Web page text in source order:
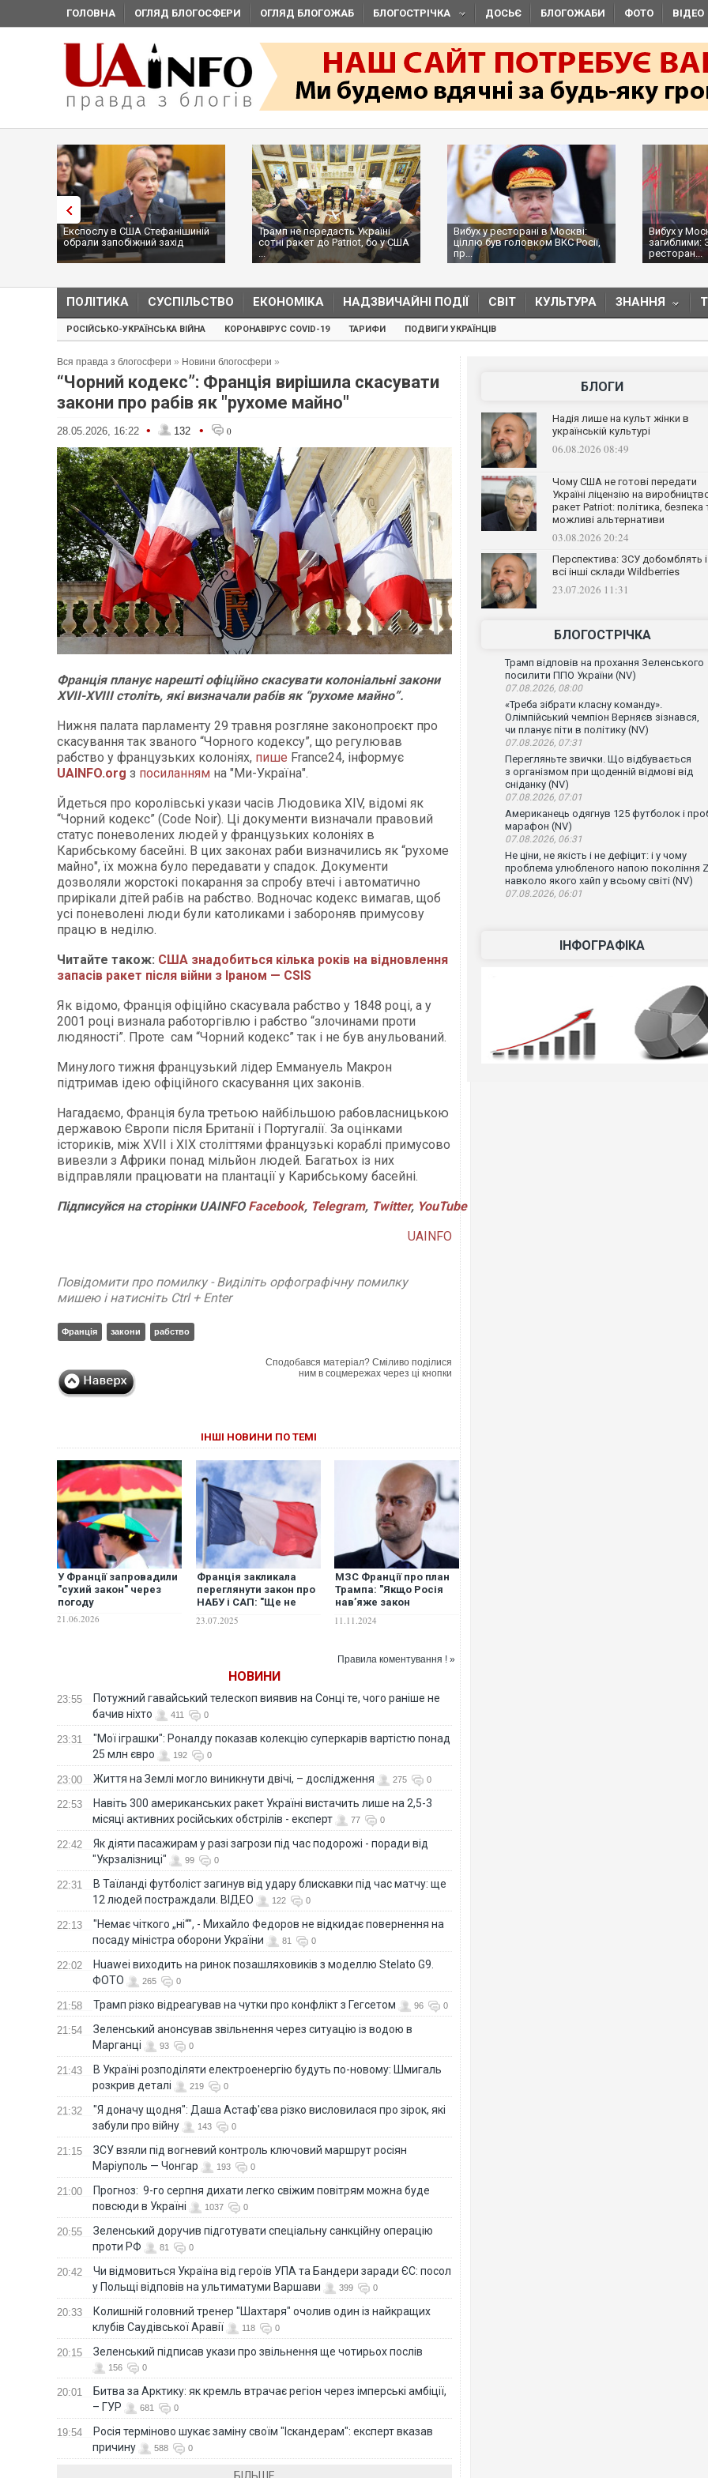
ГОЛОВНА ОГЛЯД БЛОГОСФЕРИ ОГЛЯД БЛОГОЖАБ БЛОГОСТРІЧКА ДОСЬЄ БЛОГОЖАБИ ФОТО ВІДЕО
Експослу в США Стефанішиній
обрали запобіжний захід
Трамп не передасть Україні
сотні ракет до Patriot, бо у США
...
Вибух у ресторані в Москві:
ціллю був головком ВКС Росії,
пр...
Вибух у
загиблими:
ресторан...
ПОЛІТИКА СУСПІЛЬСТВО ЕКОНОМІКА НАДЗВИЧАЙНІ ПОДІЇ СВІТ КУЛЬТУРА ЗНАННЯ
РОСІЙСЬКО-УКРАЇНСЬКА ВІЙНА КОРОНАВІРУС COVID-19 ТАРИФИ ПОДВИГИ УКРАЇНЦІВ
Вся правда з блогосфери » Новини блогосфери »
“Чорний кодекс”: Франція вирішила скасувати
закони про рабів як "рухоме майно"
28.05.2026, 16:22 • 132 • 0
Франція планує нарешті офіційно скасувати колоніальні закони
XVII-XVIII століть, які визначали рабів як “рухоме майно”.
Нижня палата парламенту 29 травня розгляне законопроєкт про
скасування так званого “Чорного кодексу”, що регулював
рабство у французьких колоніях, пише France24, інформує
UAINFO.org з посиланням на "Ми-Україна".
Йдеться про королівські укази часів Людовика XIV, відомі як
“Чорний кодекс” (Code Noir). Ці документи визначали правовий
статус поневолених людей у французьких колоніях в
Карибському басейні. В цих законах раби визначились як “рухоме
майно", їх можна було передавати у спадок. Документи
дозволяли жорстокі покарання за спробу втечі і автоматично
прирікали дітей рабів на рабство. Водночас кодекс вимагав, щоб
усі поневолені люди були католиками і забороняв примусову
працю в неділю.
Читайте також: США знадобиться кілька років на відновлення
запасів ракет після війни з Іраном — CSIS
Як відомо, Франція офіційно скасувала рабство у 1848 році, а у
2001 році визнала работоргівлю і рабство “злочинами проти
людяності”. Проте сам “Чорний кодекс” так і не був анульований.
Минулого тижня французький лідер Еммануель Макрон
підтримав ідею офіційного скасування цих законів.
Нагадаємо, Франція була третьою найбільшою рабовласницькою
державою Європи після Британії і Португалії. За оцінками
істориків, між XVII і XIX століттями французькі кораблі примусово
вивезли з Африки понад мільйон людей. Багатьох із них
відправляли працювати на плантації у Карибському басейні.
ПідписуйсянасторінкиUAINFO Facebook, Telegram, Twitter, YouTube
UAINFO
Повідомити про помилку - Виділіть орфографічну помилку
мишею і натисніть Ctrl + Enter
Франція закони рабство
Сподобався матеріал? Сміливо поділися
ним в соцмережах через ці кнопки
ІНШІ НОВИНИ ПО ТЕМІ
У Франції запровадили
"сухий закон" через
погоду
21.06.2026
Франція закликала
переглянути закон про
НАБУ і САП: "Ще не
23.07.2025
МЗС Франції про план
Трампа: "Якщо Росія
нав’яже закон
втратять занадто
11.11.2024
Правила коментування ! »
НОВИНИ
23:55
Потужний гавайський телескоп виявив на Сонці те, чого раніше не
бачив ніхто
411 0
23:31
"Мої іграшки": Роналду показав колекцію суперкарів вартістю понад
25 млн євро
192 0
23:00 Життя на Землі могло виникнути двічі, – дослідження 275 0
22:53
Навіть 300 американських ракет Україні вистачить лише на 2,5-3
місяці активних російських обстрілів - експерт
77 0
22:42
Як діяти пасажирам у разі загрози під час подорожі - поради від
"Укрзалізниці"
99 0
22:31
В Таїланді футболіст загинув від удару блискавки під час матчу: ще
12 людей постраждали. ВІДЕО
122 0
22:13
"Немає чіткого „ні“", - Михайло Федоров не відкидає повернення на
посаду міністра оборони України
81 0
22:02
Huawei виходить на ринок позашляховиків з моделлю Stelato G9.
ФОТО
265 0
21:58 Трамп різко відреагував на чутки про конфлікт з Гегсетом 96 0
21:54
Зеленський анонсував звільнення через ситуацію із водою в
Марганці
93 0
21:43
В Україні розподіляти електроенергію будуть по-новому: Шмигаль
розкрив деталі
219 0
21:32
"Я доначу щодня": Даша Астаф'єва різко висловилася про зірок, які
забули про війну
143 0
21:15
ЗСУ взяли під вогневий контроль ключовий маршрут росіян
Маріуполь — Чонгар
193 0
21:00
Прогноз: 9-го серпня дихати легко свіжим повітрям можна буде
повсюди в Україні
1037 0
20:55
Зеленський доручив підготувати спеціальну санкційну операцію
проти РФ
81 0
20:42
Чи відмовиться Україна від героїв УПА та Бандери заради ЄС: посол
у Польщі відповів на ультиматуми Варшави
399 0
20:33
Колишній головний тренер "Шахтаря" очолив один із найкращих
клубів Саудівської Аравії
118 0
20:15 Зеленський підписав укази про звільнення ще чотирьох послів
156 0
20:01
Битва за Арктику: як кремль втрачає регіон через імперські амбіції,
– ГУР
681 0
19:54
Росія терміново шукає заміну своїм "Іскандерам": експерт вказав
причину
588 0
БЛОГИ
Надія лише на культ жінки в
українській культурі
06.08.2026 08:49
Чому США не готові передати
Україні ліцензію на
ракет Patriot: політика, безпека
можливі альтернативи
03.08.2026 20:24
Перспектива: ЗСУ добомблять і
всі інші склади Wildberries
23.07.2026 11:31
БЛОГОСТРІЧКА
Трамп відповів на прохання Зеленського
посилити ППО України (NV)
07.08.2026, 08:00
«Треба зібрати класну команду».
Олімпійський чемпіон Верняєв зізнався,
чи планує піти в політику (NV)
07.08.2026, 07:31
Перегляньте звички. Що відбувається
з організмом при щоденній відмові від
сніданку (NV)
07.08.2026, 07:01
Американець одягнув 125 футболок і
марафон (NV)
07.08.2026, 06:31
Не ціни, не якість і не дефіцит: і у чому
проблема улюбленого напою покоління
навколо якого хайп у всьому світі (NV)
07.08.2026, 06:01
ІНФОГРАФІКА
Росія атакувала Суми
торговельний центр, будинки,
Топпосадовцю Повітряних